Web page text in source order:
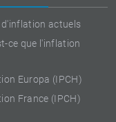
d'inflation actuels
ce que l'inflation
Europa (IPCH)
France (IPCH)